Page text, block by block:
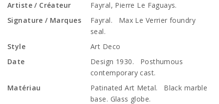
Artiste / Créateur
Fayral, Pierre Le Faguays.
Signature / Marques
Fayral. Max Le Verrier foundry
seal.
Style
Art Deco
Date
Design 1930. Posthumous
contemporary cast.
Matériau
Patinated Art Metal. Black marble
base. Glass globe.